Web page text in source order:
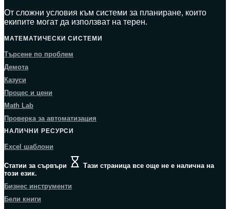
От сложни условия към системи за планиране, които
екипите могат да използват на терен.
МАТЕМАТИЧЕСКИ СИСТЕМИ
Търсене по проблем
Демота
Казуси
Процес и цени
Math Lab
Проверка за автоматизация
НАЛИЧНИ РЕСУРСИ
Excel шаблони
Статии за сървъри
Тази страница все още не е налична на
този език.
Бизнес инструменти
Бели книги